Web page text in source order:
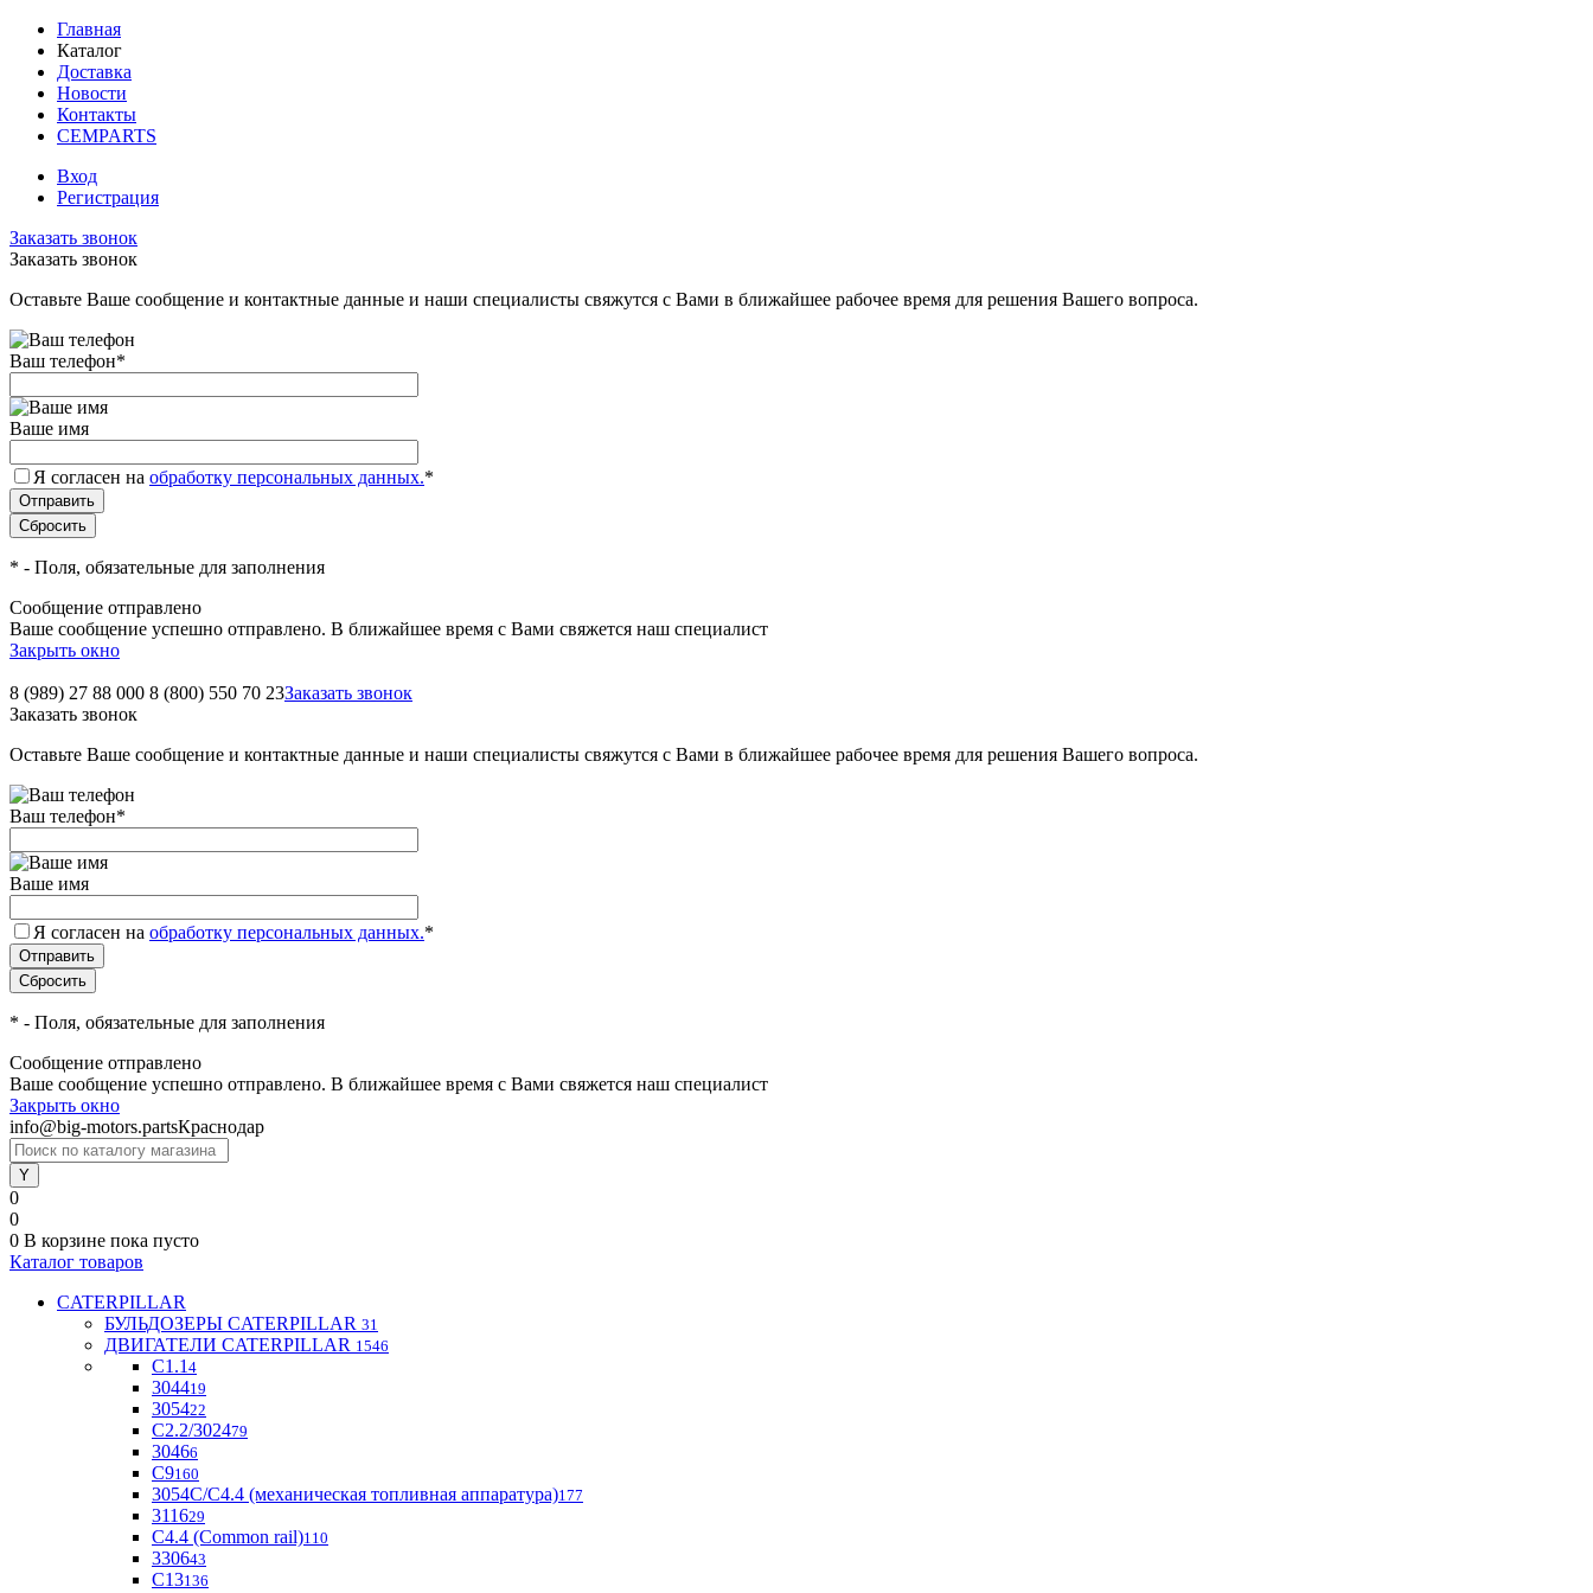
Главная
Каталог
Доставка
Новости
Контакты
CEMPARTS
Вход
Регистрация
Заказать звонок
Заказать звонок
Оставьте Ваше сообщение и контактные данные и наши специалисты свяжутся с Вами в ближайшее рабочее время для решения Вашего вопроса.
Ваш телефон*
Ваше имя
Я согласен на обработку персональных данных.*
* - Поля, обязательные для заполнения
Сообщение отправлено
Ваше сообщение успешно отправлено. В ближайшее время с Вами свяжется наш специалист
Закрыть окно
8 (989) 27 88 000 8 (800) 550 70 23Заказать звонок
Заказать звонок
Оставьте Ваше сообщение и контактные данные и наши специалисты свяжутся с Вами в ближайшее рабочее время для решения Вашего вопроса.
Ваш телефон*
Ваше имя
Я согласен на обработку персональных данных.*
* - Поля, обязательные для заполнения
Сообщение отправлено
Ваше сообщение успешно отправлено. В ближайшее время с Вами свяжется наш специалист
Закрыть окно
info@big-motors.partsКраснодар
0
0
0 В корзине пока пусто
Каталог товаров
CATERPILLAR
БУЛЬДОЗЕРЫ CATERPILLAR 31
ДВИГАТЕЛИ CATERPILLAR 1546
C1.1 4
304419
305422
С2.2/302479
30466
С9160
3054С/С4.4 (механическая топливная аппаратура)177
311629
С4.4 (Common rail)110
330643
С13136